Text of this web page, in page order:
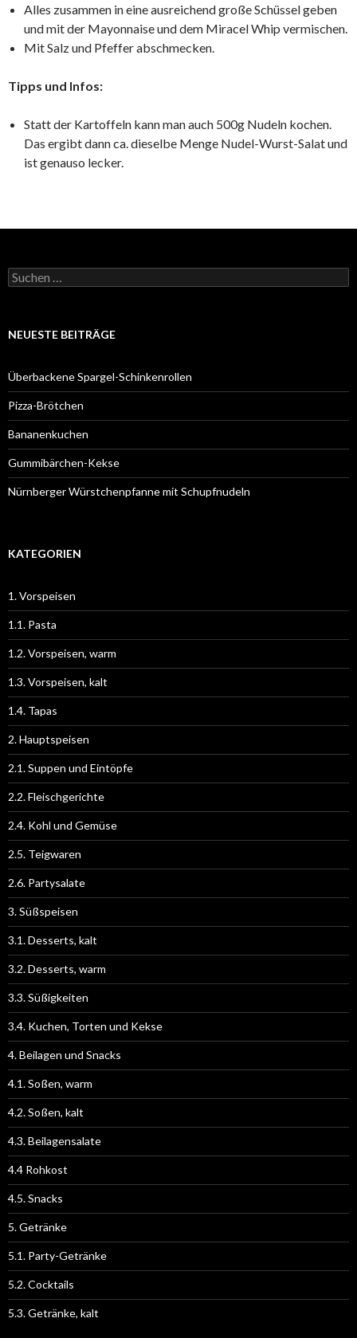
Alles zusammen in eine ausreichend große Schüssel geben
und mit der Mayonnaise und dem Miracel Whip vermischen.
Mit Salz und Pfeffer abschmecken.
Tipps und Infos:
Statt der Kartoffeln kann man auch 500g Nudeln kochen.
Das ergibt dann ca. dieselbe Menge Nudel-Wurst-Salat und
ist genauso lecker.
Suchen
nach:
NEUESTE BEITRÄGE
Überbackene Spargel-Schinkenrollen
Pizza-Brötchen
Bananenkuchen
Gummibärchen-Kekse
Nürnberger Würstchenpfanne mit Schupfnudeln
KATEGORIEN
1. Vorspeisen
1.1. Pasta
1.2. Vorspeisen, warm
1.3. Vorspeisen, kalt
1.4. Tapas
2. Hauptspeisen
2.1. Suppen und Eintöpfe
2.2. Fleischgerichte
2.4. Kohl und Gemüse
2.5. Teigwaren
2.6. Partysalate
3. Süßspeisen
3.1. Desserts, kalt
3.2. Desserts, warm
3.3. Süßigkeiten
3.4. Kuchen, Torten und Kekse
4. Beilagen und Snacks
4.1. Soßen, warm
4.2. Soßen, kalt
4.3. Beilagensalate
4.4 Rohkost
4.5. Snacks
5. Getränke
5.1. Party-Getränke
5.2. Cocktails
5.3. Getränke, kalt